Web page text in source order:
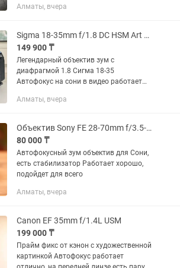
без царапин. Стоимость 20000 тенге,
Алматы, вчера
Sigma 18-35mm f/1.8 DC HSM Art для Sony
149 900 ₸
Легендарный объектив зум с
диафрагмой 1.8 Сигма 18-35
Автофокус на сони в видео работает
переходником - 240к
Алматы, вчера
Объектив Sony FE 28-70mm f/3.5-5.6 OSS
80 000 ₸
Автофокусный зум объектив для Сони,
есть стабилизатор Работает хорошо,
подойдет для всего
Алматы, вчера
Canon EF 35mm f/1.4L USM
199 000 ₸
Прайм фикс от кэнон с художественной
картинкой Автофокус работает